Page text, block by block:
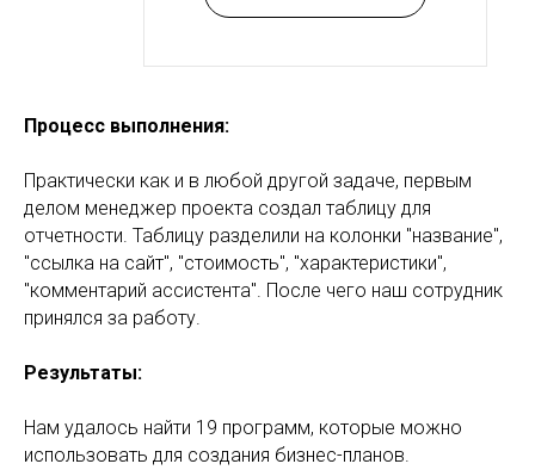
Процесс выполнения:
Практически как и в любой другой задаче, первым
делом менеджер проекта создал таблицу для
отчетности. Таблицу разделили на колонки "название",
"ссылка на сайт", "стоимость", "характеристики",
"комментарий ассистента". После чего наш сотрудник
принялся за работу.
Результаты:
Нам удалось найти 19 программ, которые можно
использовать для создания бизнес-планов.